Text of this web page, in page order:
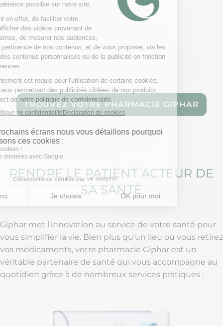
TROUVEZ VOTRE PHARMACIE GIPHAR
RENDRE LE PATIENT ACTEUR DE
SA SANTÉ​
Giphar met l'innovation au service de votre santé pour
vous simplifier la vie. Bien plus qu'un lieu où vous retirez
vos médicaments, votre pharmacie Giphar est un
véritable partenaire de santé qui vous accompagne au
quotidien grâce à de nombreux services pratiques :​